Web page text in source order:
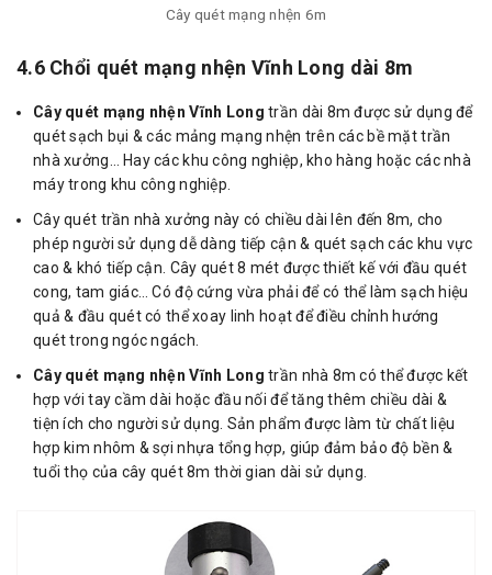
Cây quét mạng nhện 6m
4.6 Chổi quét mạng nhện Vĩnh Long dài 8m
Cây quét mạng nhện Vĩnh Long trần dài 8m được sử dụng để
quét sạch bụi & các mảng mạng nhện trên các bề mặt trần
nhà xưởng… Hay các khu công nghiệp, kho hàng hoặc các nhà
máy trong khu công nghiệp.
Cây quét trần nhà xưởng này có chiều dài lên đến 8m, cho
phép người sử dụng dễ dàng tiếp cận & quét sạch các khu vực
cao & khó tiếp cận. Cây quét 8 mét được thiết kế với đầu quét
cong, tam giác… Có độ cứng vừa phải để có thể làm sạch hiệu
quả & đầu quét có thể xoay linh hoạt để điều chỉnh hướng
quét trong ngóc ngách.
Cây quét mạng nhện Vĩnh Long trần nhà 8m có thể được kết
hợp với tay cầm dài hoặc đầu nối để tăng thêm chiều dài &
tiện ích cho người sử dụng. Sản phẩm được làm từ chất liệu
hợp kim nhôm & sợi nhựa tổng hợp, giúp đảm bảo độ bền &
tuổi thọ của cây quét 8m thời gian dài sử dụng.